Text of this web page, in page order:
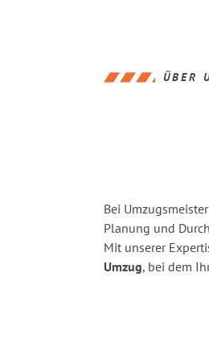
ÜBER
Bei
Planung und
Mit unserer
Umzug, bei dem